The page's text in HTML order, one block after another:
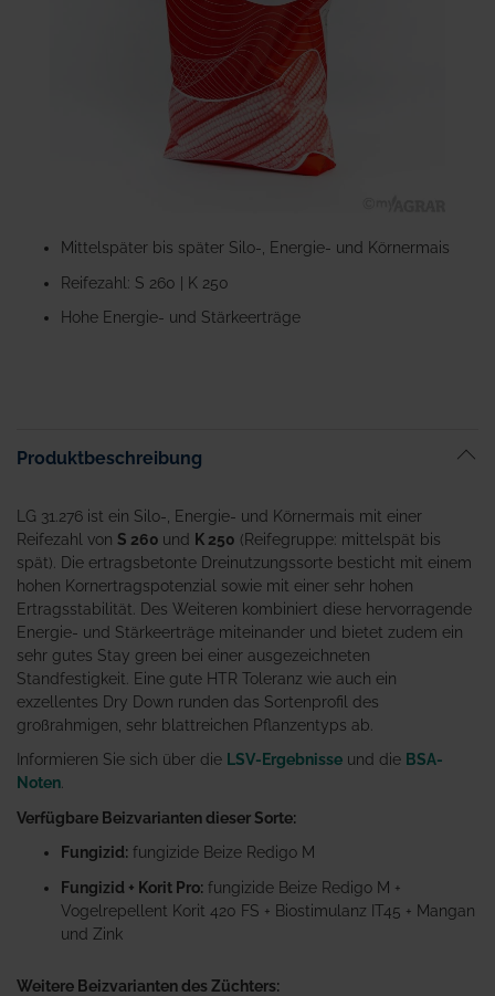
Anfang
Bildgalerie
springen
Mittelspäter bis später Silo-, Energie- und Körnermais
Reifezahl: S 260 | K 250
Hohe Energie- und Stärkeerträge
Produktbeschreibung
LG 31.276 ist ein Silo-, Energie- und Körnermais mit einer
Reifezahl von S 260 und K 250 (Reifegruppe: mittelspät bis
spät). Die ertragsbetonte Dreinutzungssorte besticht mit einem
hohen Kornertragspotenzial sowie mit einer sehr hohen
Ertragsstabilität. Des Weiteren kombiniert diese hervorragende
Energie- und Stärkeerträge miteinander und bietet zudem ein
sehr gutes Stay green bei einer ausgezeichneten
Standfestigkeit. Eine gute HTR Toleranz wie auch ein
exzellentes Dry Down runden das Sortenprofil des
großrahmigen, sehr blattreichen Pflanzentyps ab.
Informieren Sie sich über die LSV-Ergebnisse und die BSA-
Noten
Verfügbare Beizvarianten dieser Sorte:
Fungizid: fungizide Beize Redigo M
Fungizid + Korit Pro: fungizide Beize Redigo M +
Vogelrepellent Korit 420 FS + Biostimulanz IT45 + Mangan
und Zink
Weitere Beizvarianten des Züchters: